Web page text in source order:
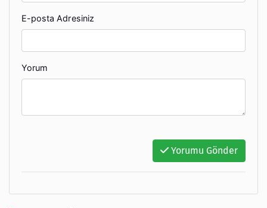
E-posta Adresiniz
Yorum
Yorumu Gönder